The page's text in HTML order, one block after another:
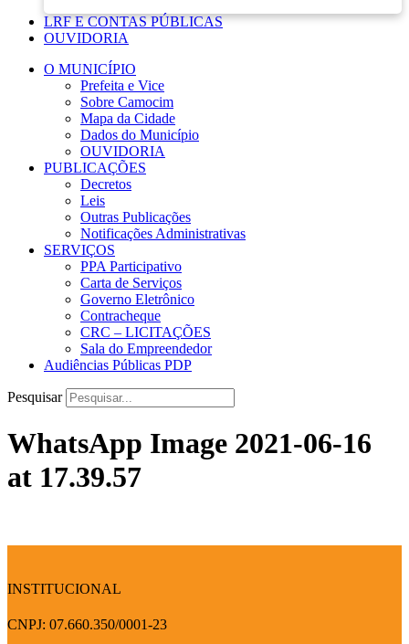
LRF E CONTAS PÚBLICAS
OUVIDORIA
O MUNICÍPIO
Prefeita e Vice
Sobre Camocim
Mapa da Cidade
Dados do Município
OUVIDORIA
PUBLICAÇÕES
Decretos
Leis
Outras Publicações
Notificações Administrativas
SERVIÇOS
PPA Participativo
Carta de Serviços
Governo Eletrônico
Contracheque
CRC – LICITAÇÕES
Sala do Empreendedor
Audiências Públicas PDP
Pesquisar
WhatsApp Image 2021-06-16
at 17.39.57
INSTITUCIONAL
CNPJ: 07.660.350/0001-23